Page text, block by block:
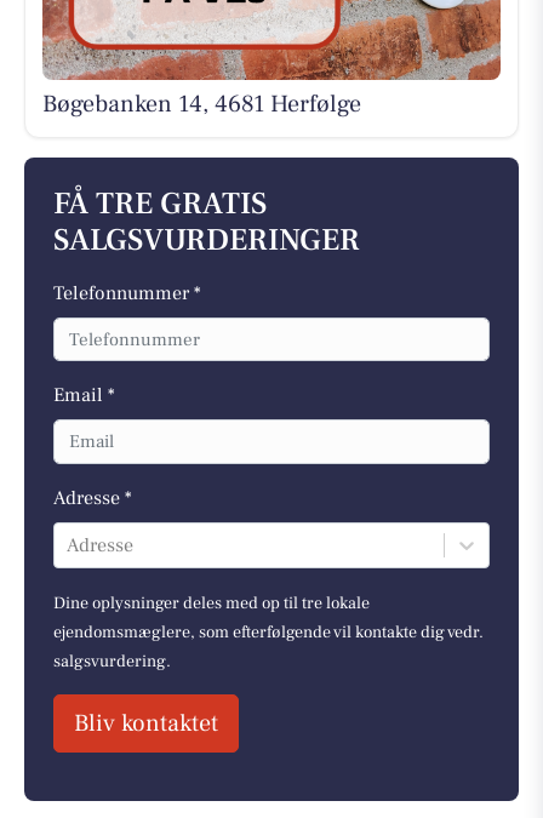
Bøgebanken 14, 4681 Herfølge
FÅ TRE GRATIS
SALGSVURDERINGER
Telefonnummer *
Email *
Adresse *
Adresse
Dine oplysninger deles med op til tre lokale
ejendomsmæglere, som efterfølgende vil kontakte dig vedr.
salgsvurdering.
Bliv kontaktet